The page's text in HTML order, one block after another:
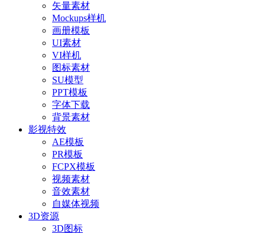
矢量素材
Mockups样机
画册模板
UI素材
VI样机
图标素材
SU模型
PPT模板
字体下载
背景素材
影视特效
AE模板
PR模板
FCPX模板
视频素材
音效素材
自媒体视频
3D资源
3D图标